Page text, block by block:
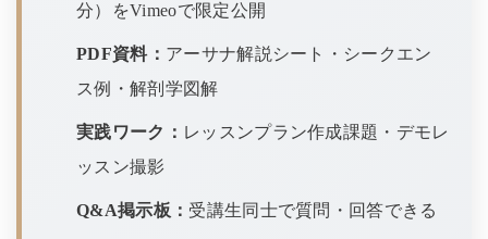
分）をVimeoで限定公開
PDF資料： アーサナ解説シート・シークエン
ス例・解剖学図解
実践ワーク： レッスンプラン作成課題・デモレ
ッスン撮影
Q&A掲示板： 受講生同士で質問・回答できる